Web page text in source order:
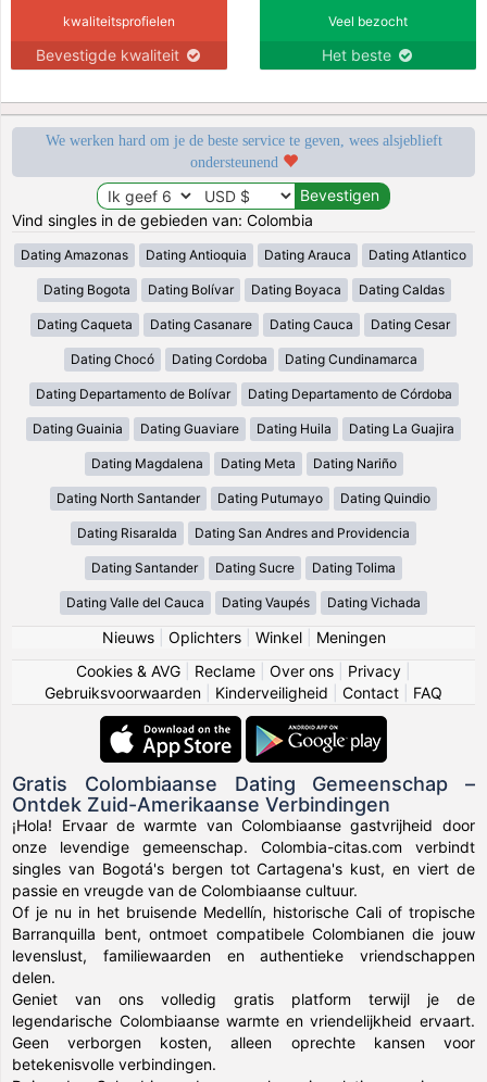
kwaliteitsprofielen
Bevestigde kwaliteit
Veel bezocht
Het beste
We werken hard om je de beste service te geven, wees alsjeblieft
ondersteunend
Vind singles in de gebieden van: Colombia
Dating Amazonas Dating Antioquia Dating Arauca Dating Atlantico
Dating Bogota Dating Bolívar Dating Boyaca Dating Caldas
Dating Caqueta Dating Casanare Dating Cauca Dating Cesar
Dating Chocó Dating Cordoba Dating Cundinamarca
Dating Departamento de Bolívar Dating Departamento de Córdoba
Dating Guainia Dating Guaviare Dating Huila Dating La Guajira
Dating Magdalena Dating Meta Dating Nariño
Dating North Santander Dating Putumayo Dating Quindio
Dating Risaralda Dating San Andres and Providencia
Dating Santander Dating Sucre Dating Tolima
Dating Valle del Cauca Dating Vaupés Dating Vichada
Nieuws| Oplichters| Winkel| Meningen
Cookies & AVG
Reclame Over ons Privacy
Gebruiksvoorwaarden
Kinderveiligheid Contact FAQ
Gratis Colombiaanse Dating Gemeenschap –
Ontdek Zuid-Amerikaanse Verbindingen
¡Hola! Ervaar de warmte van Colombiaanse gastvrijheid door
onze levendige gemeenschap. Colombia-citas.com verbindt
singles van Bogotá's bergen tot Cartagena's kust, en viert de
passie en vreugde van de Colombiaanse cultuur.
Of je nu in het bruisende Medellín, historische Cali of tropische
Barranquilla bent, ontmoet compatibele Colombianen die jouw
levenslust, familiewaarden en authentieke vriendschappen
delen.
Geniet van ons volledig gratis platform terwijl je de
legendarische Colombiaanse warmte en vriendelijkheid ervaart.
Geen verborgen kosten, alleen oprechte kansen voor
betekenisvolle verbindingen.